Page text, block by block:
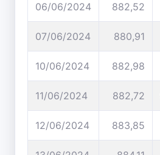
06/06/2024 882,52
07/06/2024 880,91
10/06/2024 882,98
11/06/2024 882,72
12/06/2024 883,85